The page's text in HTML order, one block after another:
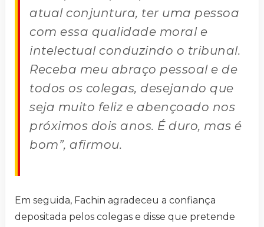
atual conjuntura, ter uma pessoa
com essa qualidade moral e
intelectual conduzindo o tribunal.
Receba meu abraço pessoal e de
todos os colegas, desejando que
seja muito feliz e abençoado nos
próximos dois anos. É duro, mas é
bom”, afirmou.
Em seguida, Fachin agradeceu a confiança
depositada pelos colegas e disse que pretende